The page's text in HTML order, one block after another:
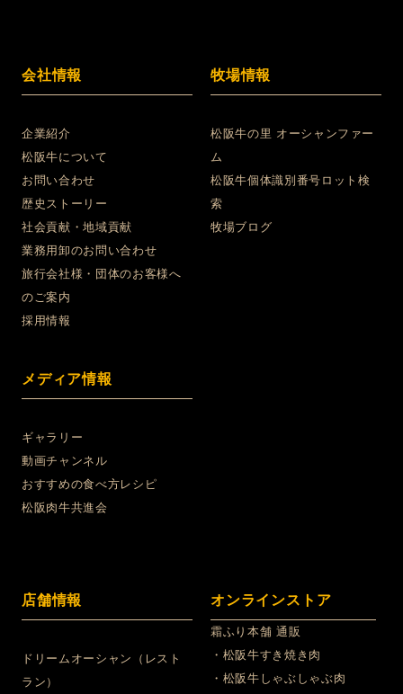
会社情報
企業紹介
松阪牛について
お問い合わせ
歴史ストーリー
社会貢献・地域貢献
業務用卸のお問い合わせ
旅行会社様・団体のお客様へ
のご案内
採用情報
メディア情報
ギャラリー
動画チャンネル
おすすめの食べ方レシピ
松阪肉牛共進会
牧場情報
松阪牛の里 オーシャンファー
ム
松阪牛個体識別番号ロット検
索
牧場ブログ
店舗情報
ドリームオーシャン（レスト
ラン）
オンラインストア
霜ふり本舗 通販
・松阪牛すき焼き肉
・松阪牛しゃぶしゃぶ肉